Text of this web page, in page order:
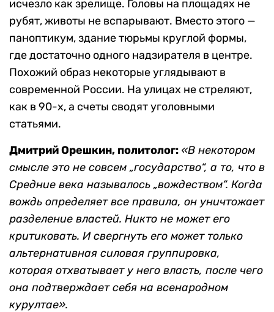
исчезло как зрелище. Головы на площадях не
рубят, животы не вспарывают. Вместо этого —
паноптикум, здание тюрьмы круглой формы,
где достаточно одного надзирателя в центре.
Похожий образ некоторые углядывают в
современной России. На улицах не стреляют,
как в 90-х, а счеты сводят уголовными
статьями.
Дмитрий Орешкин, политолог: «В некотором
смысле это не совсем „государство“, а то, что в
Средние века называлось „вождеством“. Когда
вождь определяет все правила, он уничтожает
разделение властей. Никто не может его
критиковать. И свергнуть его может только
альтернативная силовая группировка,
которая отхватывает у него власть, после чего
она подтверждает себя на всенародном
курултае».